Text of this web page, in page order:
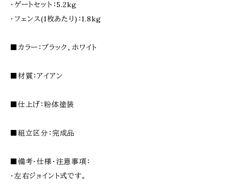
・ゲートセット：5.2kg
・フェンス(1枚あたり)：1.8kg
■カラー：ブラック、ホワイト
■材質：アイアン
■仕上げ：粉体塗装
■組立区分：完成品
■備考・仕様・注意事項：
・左右ジョイント式です。